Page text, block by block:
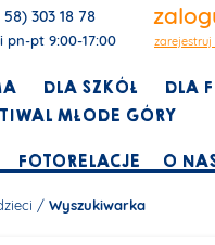
303 18 78
pn-pt 9:00-17:00 zarejestruj
DLA SZKÓŁ
DLA
MŁODE GÓRY
FOTORELACJE O
/ Wyszukiwarka